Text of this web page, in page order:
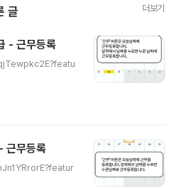
글 더보기
- 근무등록
근무등록